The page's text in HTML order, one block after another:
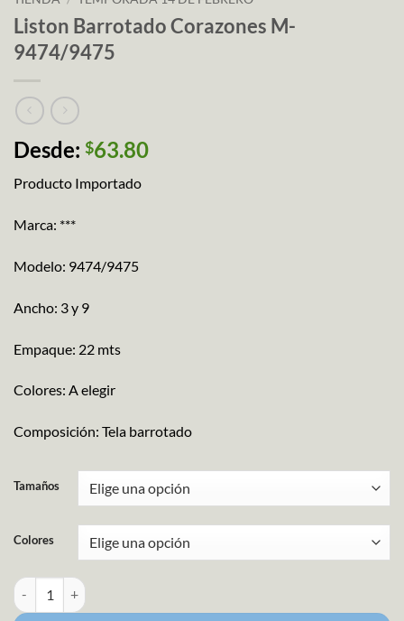
Liston Barrotado Corazones M-
9474/9475
Desde: $63.80
Producto Importado
Marca: ***
Modelo: 9474/9475
Ancho: 3 y 9
Empaque: 22 mts
Colores: A elegir
Composición: Tela barrotado
Tamaños
Colores
Liston Barrotado Corazones M-9474/9475 cantidad